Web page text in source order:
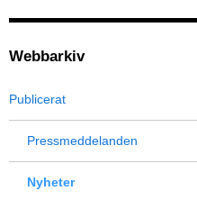
Webbarkiv
Publicerat
Pressmeddelanden
Nyheter